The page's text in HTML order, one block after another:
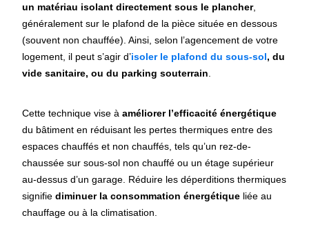
un matériau isolant directement sous le plancher,
généralement sur le plafond de la pièce située en dessous
(souvent non chauffée). Ainsi, selon l’agencement de votre
logement, il peut s’agir d’isoler le plafond du sous-sol, du
vide sanitaire, ou du parking souterrain
Cette technique vise àaméliorer l’efficacité énergétique
du bâtiment en réduisant les pertes thermiques entre des
espaces chauffés et non chauffés, tels qu’un rez-de-
chaussée sur sous-sol non chauffé ou un étage supérieur
au-dessus d’un garage.​ Réduire les déperditions thermiques
signifiediminuer la consommation énergétique liée au
chauffage ou à la climatisation.​